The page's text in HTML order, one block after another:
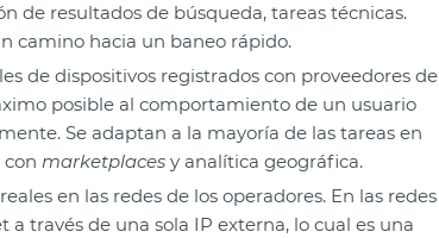
de resultados de búsqueda, tareas técnicas.
camino hacia un baneo rápido.
de dispositivos registrados con proveedores de
posible al comportamiento de un usuario
Se adaptan a la mayoría de las tareas en
marketplaces y analítica geográfica.
en las redes de los operadores. En las redes
través de una sola IP externa, lo cual es una